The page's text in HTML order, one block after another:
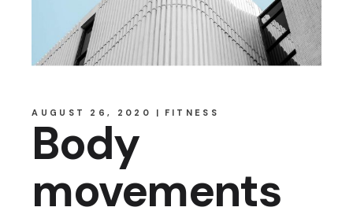
AUGUST 26, 2020 FITNESS
Body
movements